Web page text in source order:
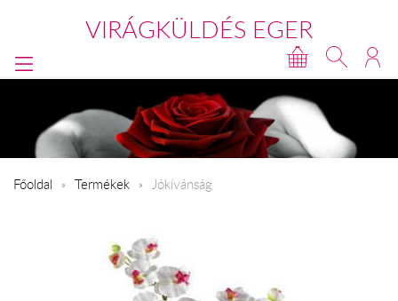
VIRÁGKÜLDÉS EGER
Főoldal Termékek Jókívánság